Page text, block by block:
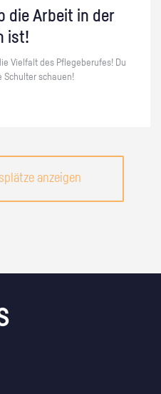
die Ar­beit in der
ist!
Viel­falt des Pfle­ge­be­ru­fes! Du
Schul­ter schau­en!
anzeigen